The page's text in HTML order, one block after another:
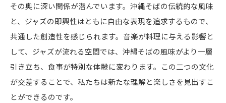
その奥に深い関係が潜んでいます。沖縄そばの伝統的な風味
と、ジャズの即興性はともに自由な表現を追求するもので、
共通した創造性を感じられます。音楽が料理に与える影響と
して、ジャズが流れる空間では、沖縄そばの風味がより一層
引き立ち、食事が特別な体験に変わります。この二つの文化
が交差することで、私たちは新たな理解と楽しさを見出すこ
とができるのです。